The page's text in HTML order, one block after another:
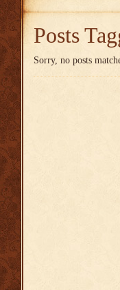
Posts
Sorry, no posts